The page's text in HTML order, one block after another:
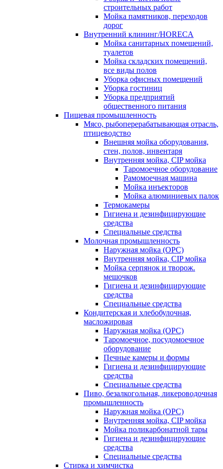
строительных работ
Мойка памятников, переходов
дорог
Внутренний клининг/HORECA
Мойка санитарных помещений,
туалетов
Мойка складских помещений,
все виды полов
Уборка офисных помещений
Уборка гостиниц
Уборка предприятий
общественного питания
Пищевая промышленность
Мясо, рыбоперерабатывающая отрасль,
птицеводство
Внешняя мойка оборудования,
стен, полов, инвентаря
Внутренняя мойка, CIP мойка
Таромоечное оборудование
Рамомоечная машина
Мойка инъекторов
Мойка алюминиевых палок
Термокамеры
Гигиена и дезинфицирующие
средства
Специальные средства
Молочная промышленность
Наружная мойка (ОРС)
Внутренняя мойка, CIP мойка
Мойка серпянок и творож.
мешочков
Гигиена и дезинфицирующие
средства
Специальные средства
Кондитерская и хлебобулочная,
масложировая
Наружная мойка (ОРС)
Таромоечное, посудомоечное
оборудование
Печные камеры и формы
Гигиена и дезинфицирующие
средства
Специальные средства
Пиво, безалкогольная, ликероводочная
промышленность
Наружная мойка (ОРС)
Внутренняя мойка, CIP мойка
Мойка поликарбонатной тары
Гигиена и дезинфицирующие
средства
Специальные средства
Стирка и химчистка